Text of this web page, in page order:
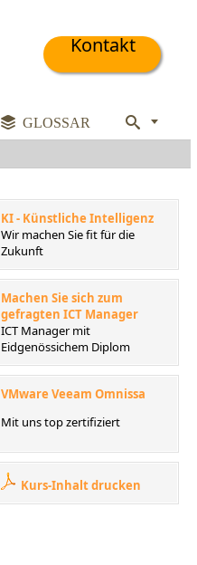
Kontakt
 GLOSSAR  
KI - Künstliche Intelligenz
Wir machen Sie fit für die
Zukunft
Machen Sie sich zum
gefragten ICT Manager
ICT Manager mit
Eidgenössichem Diplom
VMware Veeam Omnissa
Mit uns top zertifiziert
Kurs-Inhalt drucken